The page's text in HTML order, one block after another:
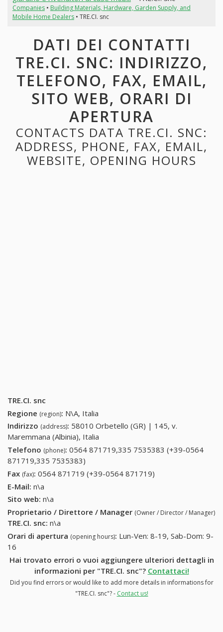
Companies• Building Materials, Hardware, Garden Supply, and
Mobile Home Dealers• TRE.CI. snc
DATI DEI CONTATTI
TRE.CI. SNC: INDIRIZZO,
TELEFONO, FAX, EMAIL,
SITO WEB, ORARI DI
APERTURA
CONTACTS DATA TRE.CI. SNC:
ADDRESS, PHONE, FAX, EMAIL,
WEBSITE, OPENING HOURS
TRE.CI. snc
Regione (region): N\A, Italia
Indirizzo (address): 58010 Orbetello (GR) | 145, v.
Maremmana (Albinia), Italia
Telefono (phone): 0564 871719,335 7535383 (+39-0564
871719,335 7535383)
871719,335 7535383)
Fax (fax): 0564 871719 (+39-0564 871719)
E-Mail: n\a
Sito web: n\a
Proprietario / Direttore / Manager (Owner / Director / Manager)
TRE.CI. snc: n\a
Orari di apertura (opening hours): Lun-Ven: 8-19, Sab-Dom: 9-
16
Hai trovato errori o vuoi aggiungere ulteriori dettagli in
informazioni per "TRE.CI. snc"? Contattaci!
Did you find errors or would like to add more details in informations for
"TRE.CI. snc"? - Contact us!